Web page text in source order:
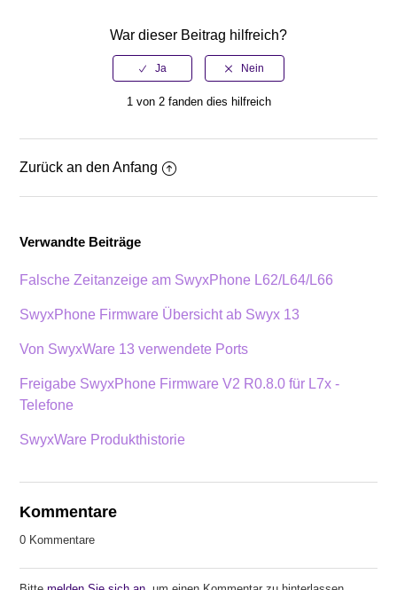
War dieser Beitrag hilfreich?
1 von 2 fanden dies hilfreich
Zurück an den Anfang
Verwandte Beiträge
Falsche Zeitanzeige am SwyxPhone L62/L64/L66
SwyxPhone Firmware Übersicht ab Swyx 13
Von SwyxWare 13 verwendete Ports
Freigabe SwyxPhone Firmware V2 R0.8.0 für L7x -
Telefone
SwyxWare Produkthistorie
Kommentare
0 Kommentare